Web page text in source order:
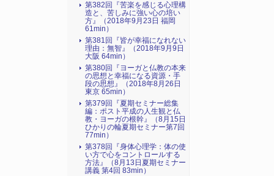
第382回『苦楽を感じる心理構
造と、苦しみに強い心の培い
方』（2018年9月23日 福岡
61min）
第381回『皆が幸福になれない
理由：無智』（2018年9月9日
大阪 64min）
第380回『ヨーガと仏教の本来
の思想と幸福になる資源・手
段の思想』（2018年8月26日
東京 65min）
第379回『夏期セミナー総集
編：ポスト平成の人生観と仏
教・ヨーガの根幹』（8月15日
ひかりの輪夏期セミナー第7回
77min）
第378回『身体心理学：体の使
い方で心をコントロールする
方法』（8月13日夏期セミナー
講義 第4回 83min）